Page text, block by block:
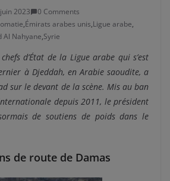
2023
0 Comments
,Émirats arabes unis,Ligue arabe,
Al Nahyane,Syrie
d’État de la Ligue arabe qui s’est
à Djeddah, en Arabie saoudite, a
sur le devant de la scène. Mis au ban
depuis 2011, le président
de soutiens de poids dans le
de route de Damas